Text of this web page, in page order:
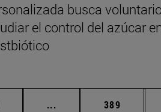
busca
el control del azúcar
... Páginas intermedias
Página
389